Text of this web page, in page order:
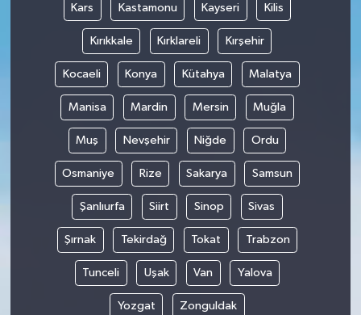
Kars Kastamonu Kayseri Kilis
Kırıkkale Kırklareli Kırşehir
Kocaeli Konya Kütahya Malatya
Manisa Mardin Mersin Muğla
Muş Nevşehir Niğde Ordu
Osmaniye Rize Sakarya Samsun
Şanlıurfa Siirt Sinop Sivas
Şırnak Tekirdağ Tokat Trabzon
Tunceli Uşak Van Yalova
Yozgat Zonguldak